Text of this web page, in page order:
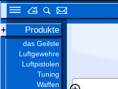
Produkte
das Geilste
Luftgewehre
Luftpistolen
Tuning
Waffen